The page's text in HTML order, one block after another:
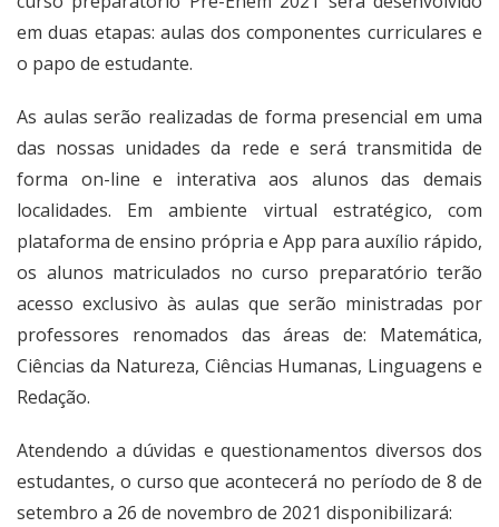
em duas etapas: aulas dos componentes curriculares e
o papo de estudante.
As aulas serão realizadas de forma presencial em uma
das nossas unidades da rede e será transmitida de
forma on-line e interativa aos alunos das demais
localidades. Em ambiente virtual estratégico, com
plataforma de ensino própria e App para auxílio rápido,
os alunos matriculados no curso preparatório terão
acesso exclusivo às aulas que serão ministradas por
professores renomados das áreas de: Matemática,
Ciências da Natureza, Ciências Humanas, Linguagens e
Redação.
Atendendo a dúvidas e questionamentos diversos dos
estudantes, o curso que acontecerá no período de 8 de
setembro a 26 de novembro de 2021 disponibilizará: